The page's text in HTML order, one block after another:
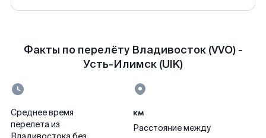
Факты по перелёту Владивосток (VVO) -
Усть-Илимск (UIK)
Среднее время
перелета из
км
Расстояние между